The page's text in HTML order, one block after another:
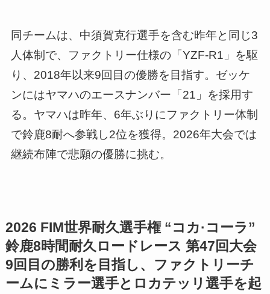
同チームは、中須賀克行選手を含む昨年と同じ3
人体制で、ファクトリー仕様の「YZF-R1」を駆
り、2018年以来9回目の優勝を目指す。ゼッケ
ンにはヤマハのエースナンバー「21」を採用す
る。ヤマハは昨年、6年ぶりにファクトリー体制
で鈴鹿8耐へ参戦し2位を獲得。2026年大会では
継続布陣で悲願の優勝に挑む。
2026 FIM世界耐久選手権 “コカ·コーラ”
鈴鹿8時間耐久ロードレース 第47回大会
9回目の勝利を目指し、ファクトリーチ
ームにミラー選手とロカテッリ選手を起